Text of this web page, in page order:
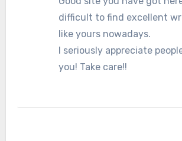
difficult to find excellent
like yours nowadays.
I seriously appreciate
you! Take care!!